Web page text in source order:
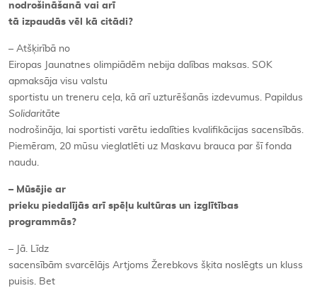
nodrošināšanā vai arī
tā izpaudās vēl kā citādi?
– Atšķirībā no
Eiropas Jaunatnes olimpiādēm nebija dalības maksas. SOK
apmaksāja visu valstu
sportistu un treneru ceļa, kā arī uzturēšanās izdevumus. Papildus
Solidaritāte
nodrošināja, lai sportisti varētu iedalīties kvalifikācijas sacensībās.
Piemēram, 20 mūsu vieglatlēti uz Maskavu brauca par šī fonda
naudu.
– Mūsējie ar
prieku piedalījās arī spēļu kultūras un izglītības
programmās?
– Jā. Līdz
sacensībām svarcēlājs Artjoms Žerebkovs šķita noslēgts un kluss
puisis. Bet